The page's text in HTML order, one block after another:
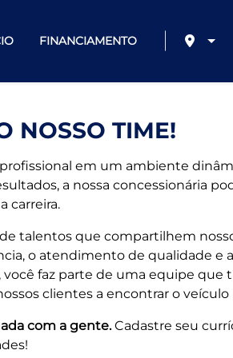
FINANCIAMENTO
NOSSO TIME!
em um ambiente
a nossa concessionária
carreira.
talentos que compartilhem
o atendimento de qualidade e
faz parte de uma equipe que
clientes a encontrar o veículo
com a gente.Cadastre seu